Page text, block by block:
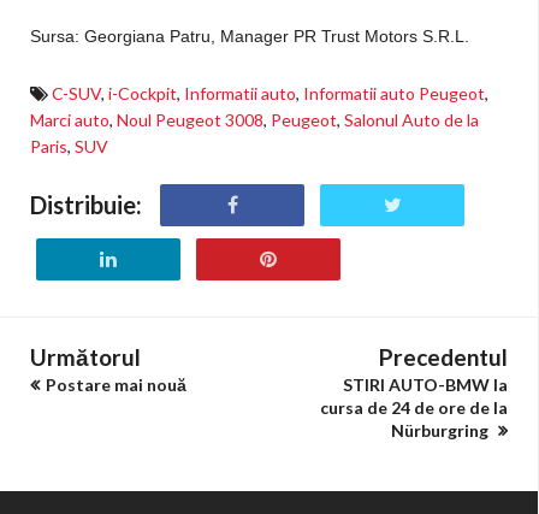
Sursa: Georgiana Patru, Manager PR Trust Motors S.R.L.
C-SUV, i-Cockpit, Informatii auto, Informatii auto Peugeot,
Marci auto, Noul Peugeot 3008, Peugeot, Salonul Auto de la
Paris, SUV
Distribuie:
Următorul
Postare mai nouă
Precedentul
STIRI AUTO-BMW la
cursa de 24 de ore de la
Nürburgring